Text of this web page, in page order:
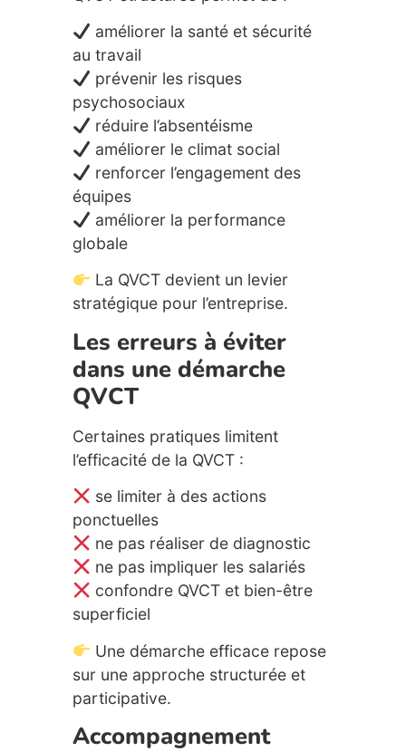
améliorer la santé et sécurité
au travail
prévenir les risques
psychosociaux
réduire l’absentéisme
améliorer le climat social
renforcer l’engagement des
équipes
améliorer la performance
globale
La QVCT devient un levier
stratégique pour l’entreprise.
Les erreurs à éviter
dans une démarche
QVCT
Certaines pratiques limitent
l’efficacité de la QVCT :
se limiter à des actions
ponctuelles
ne pas réaliser de diagnostic
ne pas impliquer les salariés
confondre QVCT et bien-être
superficiel
Une démarche efficace repose
sur une approche structurée et
participative.
Accompagnement